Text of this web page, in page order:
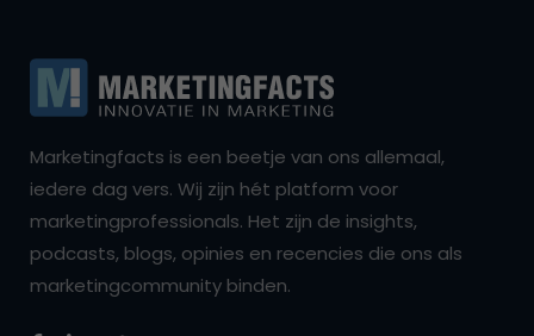
Marketingfacts is een beetje van ons allemaal,
iedere dag vers. Wij zijn hét platform voor
marketingprofessionals. Het zijn de insights,
podcasts, blogs, opinies en recencies die ons als
marketingcommunity binden.